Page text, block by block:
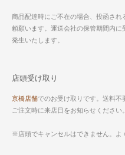
商品配達時にご不在の場合、投函さ
頼願います。運送会社の保管期間内
発生いたします。
店頭受け取り
京橋店舗でのお受け取りです。送料不
ご注文時に来店日をお知らせください
※店頭でキャンセルはできません。よ